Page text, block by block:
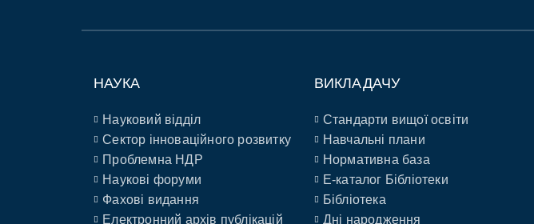
НАУКА
Науковий відділ
Сектор інноваційного розвитку
Проблемна НДР
Наукові форуми
Фахові видання
Електронний архів публікацій
ВИКЛАДАЧУ
Стандарти вищої освіти
Навчальні плани
Нормативна база
E-каталог Бібліотеки
Бібліотека
Дні народження